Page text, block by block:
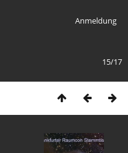
Anmeldung
15/17